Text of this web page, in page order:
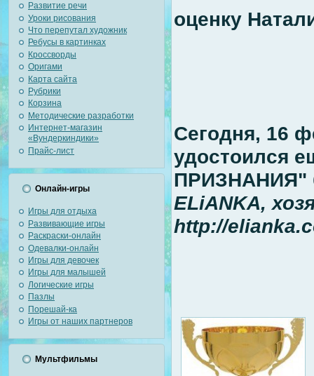
Развитие речи
Уроки рисования
Что перепутал художник
Ребусы в картинках
Кроссворды
Оригами
Карта сайта
Рубрики
Корзина
Методические разработки
Интернет-магазин
«Вундеркиндики»
Прайс-лист
Онлайн-игры
Игры для отдыха
Развивающие игры
Раскраски-онлайн
Одевалки-онлайн
Игры для девочек
Игры для малышей
Логические игры
Пазлы
Порешай-ка
Игры от наших партнеров
Мультфильмы
оценку
Сегодня, 16
удостоился
ПРИЗНАНИЯ"
ELiANKA,
http://